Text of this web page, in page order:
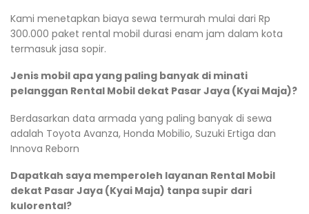
Kami menetapkan biaya sewa termurah mulai dari Rp
300.000 paket rental mobil durasi enam jam dalam kota
termasuk jasa sopir.
Jenis mobil apa yang paling banyak di minati
pelanggan Rental Mobil dekat Pasar Jaya (Kyai Maja)?
Berdasarkan data armada yang paling banyak di sewa
adalah Toyota Avanza, Honda Mobilio, Suzuki Ertiga dan
Innova Reborn
Dapatkah saya memperoleh layanan Rental Mobil
dekat Pasar Jaya (Kyai Maja) tanpa supir dari
kulorental?